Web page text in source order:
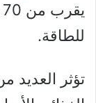
للطاقة.
تؤثر العديد